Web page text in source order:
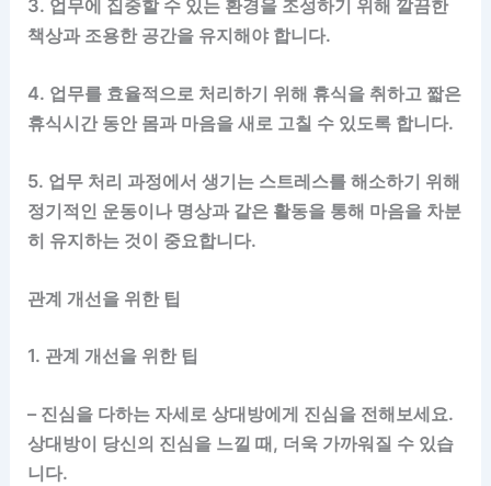
3. 업무에 집중할 수 있는 환경을 조성하기 위해 깔끔한
책상과 조용한 공간을 유지해야 합니다.
4. 업무를 효율적으로 처리하기 위해 휴식을 취하고 짧은
휴식시간 동안 몸과 마음을 새로 고칠 수 있도록 합니다.
5. 업무 처리 과정에서 생기는 스트레스를 해소하기 위해
정기적인 운동이나 명상과 같은 활동을 통해 마음을 차분
히 유지하는 것이 중요합니다.
관계 개선을 위한 팁
1. 관계 개선을 위한 팁
– 진심을 다하는 자세로 상대방에게 진심을 전해보세요.
상대방이 당신의 진심을 느낄 때, 더욱 가까워질 수 있습
니다.